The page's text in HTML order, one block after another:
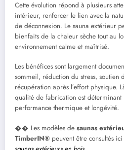
Cette évolution répond à plusieurs
intérieur, renforcer le lien avec la
de déconnexion. Le sauna extérieur
bienfaits de la chaleur sèche tout au
environnement calme et maîtrisé.
Les bénéfices sont largement
sommeil, réduction du stress, soutien
récupération après l’effort physique.
qualité de fabrication est
performance thermique et longévité.
�� Les modèles de saunas
TimberIN® peuvent être consultés ici